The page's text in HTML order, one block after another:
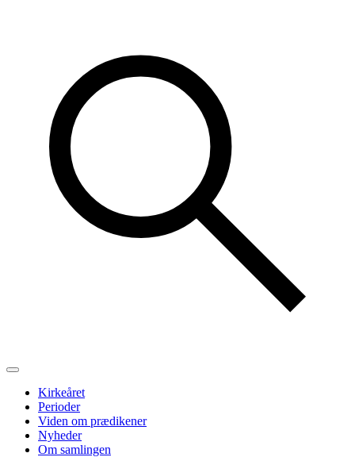
Kirkeåret
Perioder
Viden om prædikener
Nyheder
Om samlingen